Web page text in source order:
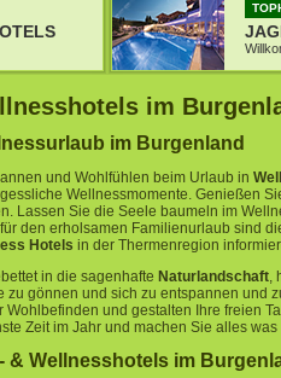
im
im Burgenland
und Wohlfühlen beim Urlaub in
Wellnessmomente. Genießen
Lassen Sie die Seele baumeln im
den erholsamen Familienurlaub sind
Hotels in der Thermenregion
in die sagenhafte Naturlandschaft,
zu gönnen und sich zu entspannen und
Wohlbefinden und gestalten Ihre freien
Zeit im Jahr und machen Sie alles
& Wellnesshotels im